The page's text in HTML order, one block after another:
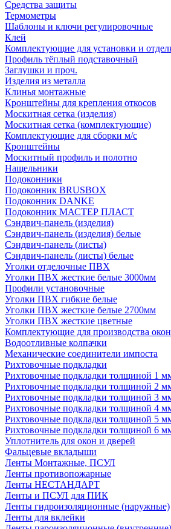
Средства защиты
Термометры
Шаблоны и ключи регулировочные
Клей
Комплектующие для установки и
Профиль тёплый подставочный
Заглушки и проч.
Изделия из металла
Клинья монтажные
Кронштейны для крепления откосов
Москитная сетка (изделия)
Москитная сетка (комплектующие)
Комплектующие для сборки м/с
Кронштейны
Москитный профиль и полотно
Нащельники
Подоконники
Подоконник BRUSBOX
Подоконник DANKE
Подоконник МАСТЕР ПЛАСТ
Сэндвич-панель (изделия)
Сэндвич-панель (изделия) белые
Сэндвич-панель (листы)
Сэндвич-панель (листы) белые
Уголки отделочные ПВХ
Уголки ПВХ жесткие белые 3000мм
Профили установочные
Уголки ПВХ гибкие белые
Уголки ПВХ жесткие белые 2700мм
Уголки ПВХ жесткие цветные
Комплектующие для производства окон
Водоотливные колпачки
Механические соединители импоста
Рихтовочные подкладки
Рихтовочные подкладки толщиной 1
Рихтовочные подкладки толщиной 2
Рихтовочные подкладки толщиной 3
Рихтовочные подкладки толщиной 4
Рихтовочные подкладки толщиной 5
Рихтовочные подкладки толщиной 6
Уплотнитель для окон и дверей
Фальцевые вкладыши
Ленты Монтажные, ПСУЛ
Ленты противопожарные
Ленты НЕСТАНДАРТ
Ленты и ПСУЛ для ПИК
Ленты гидроизоляционные (наружные)
Ленты для вклейки